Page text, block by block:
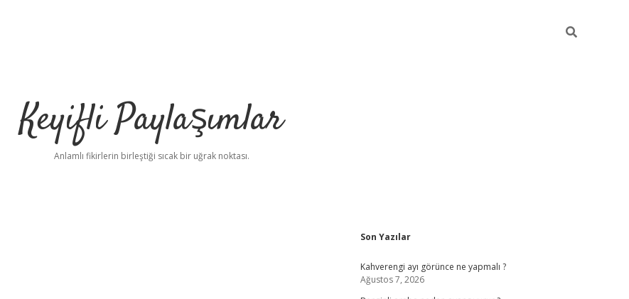
Keyifli Paylaşımlar
Anlamlı fikirlerin birleştiği sıcak bir uğrak noktası.
Sidebar
Son Yazılar
Kahverengi ayı görünce ne yapmalı ?
Ağustos 7, 2026